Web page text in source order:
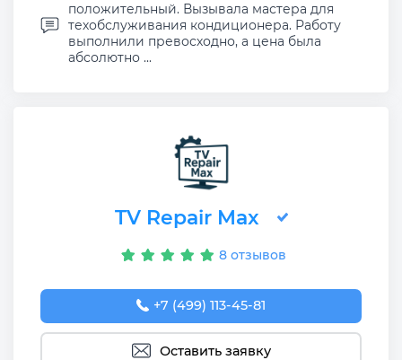
положительный. Вызывала мастера для
техобслуживания кондиционера. Работу
выполнили превосходно, а цена была
абсолютно ...
TV Repair Max
8 отзывов
+7 (499) 113-45-81
Оставить заявку